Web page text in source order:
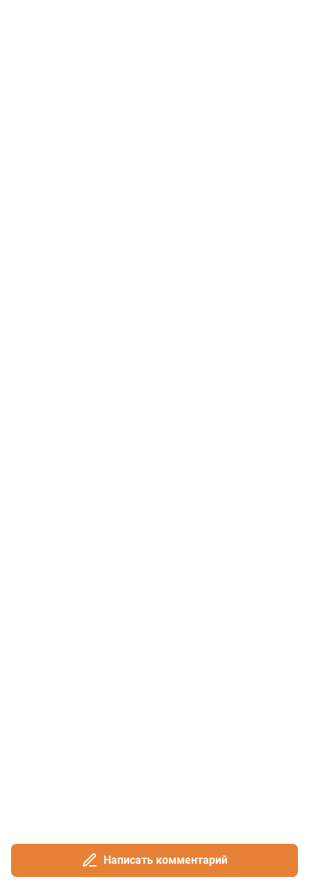
Написать комментарий